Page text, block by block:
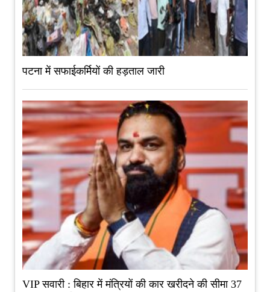
पटना में सफाईकर्मियों की हड़ताल जारी
VIP सवारी : बिहार में मंत्रियों की कार खरीदने की सीमा 37